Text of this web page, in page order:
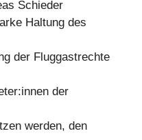
Schieder
Haltung des
der Fluggastrechte
der
werden, den